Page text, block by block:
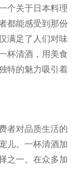
关于日本料理
都能感受到那份
满足了人们对味
杯清酒，用美食
特的魅力吸引着
对品质生活的
儿。一杯清酒加
之一。在众多加